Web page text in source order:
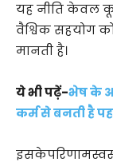
यह नीति केवल
वैश्विक सहयोग
मानती है।
ये भी पढ़ें-भेष के
कर्म से बनती है